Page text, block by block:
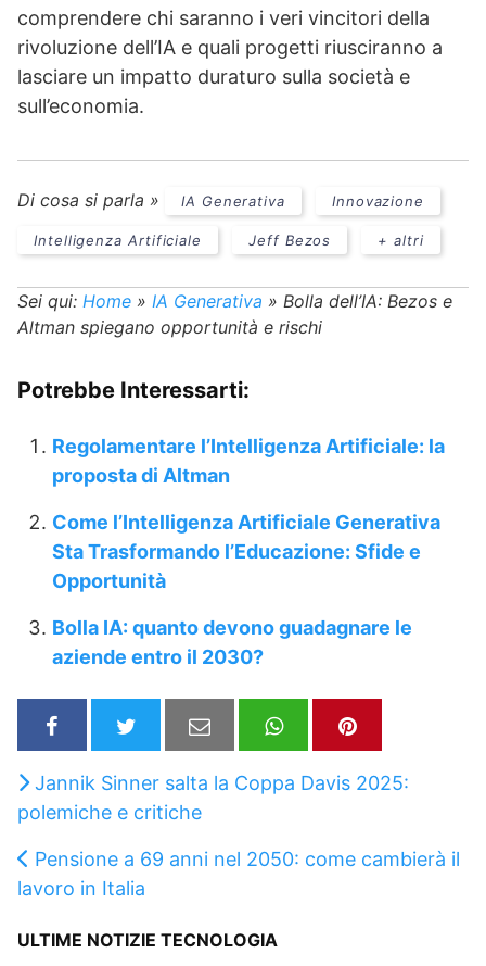
comprendere chi saranno i veri vincitori della
rivoluzione dell’IA e quali progetti riusciranno a
lasciare un impatto duraturo sulla società e
sull’economia.
Di cosa si parla » IA Generativa Innovazione
Intelligenza Artificiale Jeff Bezos + altri
Sei qui: Home » IA Generativa » Bolla dell’IA: Bezos e
Altman spiegano opportunità e rischi
Potrebbe Interessarti:
Regolamentare l’Intelligenza Artificiale: la
proposta di Altman
Come l’Intelligenza Artificiale Generativa
Sta Trasformando l’Educazione: Sfide e
Opportunità
Bolla IA: quanto devono guadagnare le
aziende entro il 2030?
Jannik Sinner salta la Coppa Davis 2025:
polemiche e critiche
Pensione a 69 anni nel 2050: come cambierà il
lavoro in Italia
ULTIME NOTIZIE TECNOLOGIA